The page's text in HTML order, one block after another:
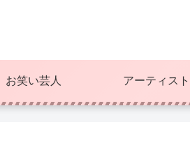
お笑い芸人 アーティスト